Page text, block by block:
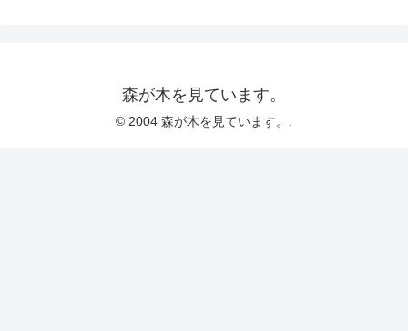
森が木を見ています。
© 2004 森が木を見ています。.